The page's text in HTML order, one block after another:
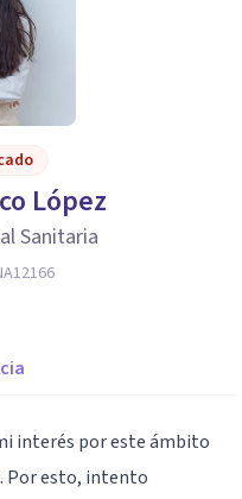
López
Sanitaria
interés por este ámbito
Por esto, intento